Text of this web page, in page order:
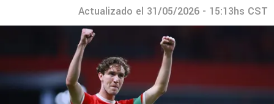
Actualizado el 31/05/2026 - 15:13hs CST